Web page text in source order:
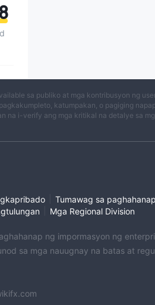
sa publiko at mga kontribusyon ng
katumpakan, o pagiging
na i-verify ang mga kritikal na detalye sa
Tumawag sa paghahanap
Mga Regional Division
ng impormasyon ng
sa mga nauugnay na batas at